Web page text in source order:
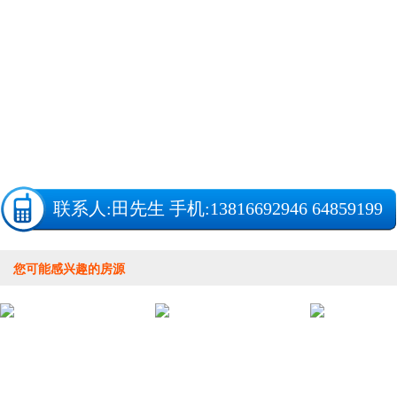
联系人: 田先生 手机:13816692946 64859199
您可能感兴趣的房源